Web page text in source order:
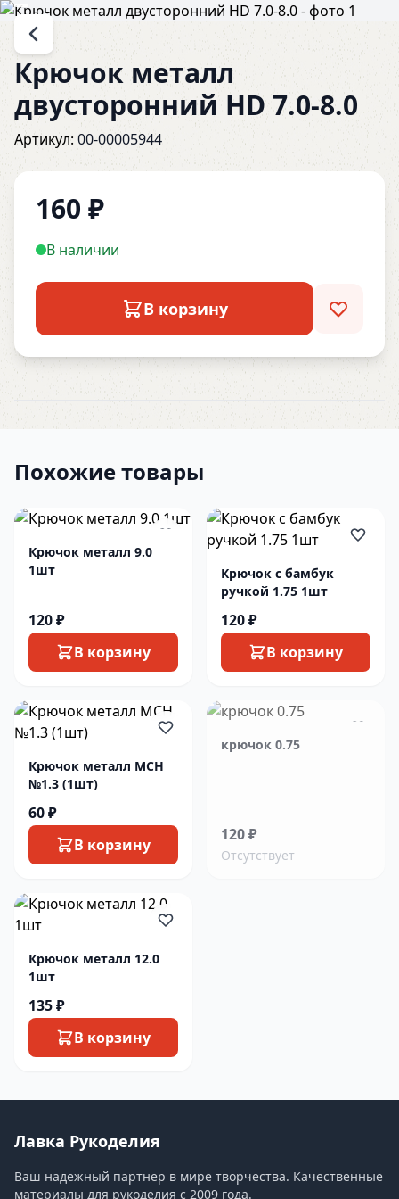
Крючок металл
двусторонний HD 7.0-8.0
Артикул: 00-00005944
160 ₽
В наличии
В корзину
Похожие товары
Крючок металл 9.0
1шт
120 ₽
В корзину
Крючок с бамбук
ручкой 1.75 1шт
120 ₽
В корзину
Крючок металл MCH
№1.3 (1шт)
60 ₽
В корзину
крючок 0.75
120 ₽
Отсутствует
Крючок металл 12.0
1шт
135 ₽
В корзину
Лавка Рукоделия
Ваш надежный партнер в мире творчества. Качественные
материалы для рукоделия с 2009 года.